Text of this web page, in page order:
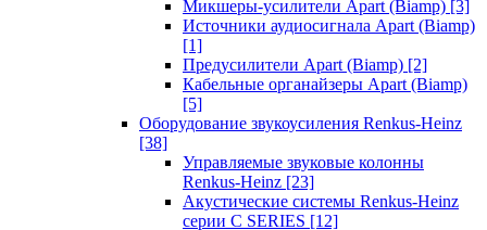
Микшеры-усилители Apart (Biamp) [3]
Источники аудиосигнала Apart (Biamp)
[1]
Предусилители Apart (Biamp) [2]
Кабельные органайзеры Apart (Biamp)
[5]
Оборудование звукоусиления Renkus-Heinz
[38]
Управляемые звуковые колонны
Renkus-Heinz [23]
Акустические системы Renkus-Heinz
серии C SERIES [12]